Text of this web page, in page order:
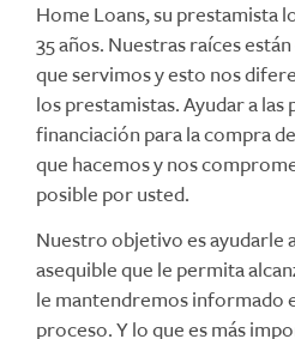
Home Loans, su prestamista
35 años. Nuestras raíces
que servimos y esto nos
los prestamistas. Ayudar a
financiación para la compra
que hacemos y nos
posible por usted.
Nuestro objetivo es ayudarle
asequible que le permita
le mantendremos informado
proceso. Y lo que es más